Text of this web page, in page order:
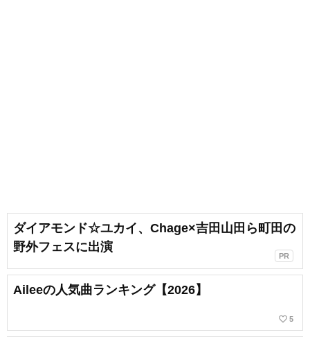
ダイアモンド☆ユカイ、Chage×吉田山田ら町田の
野外フェスに出演
PR
Aileeの人気曲ランキング【2026】
favorite_border 5